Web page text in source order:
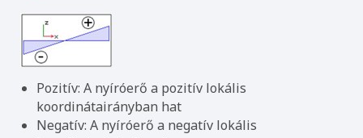
Pozitív: A nyíróerő a pozitív lokális
koordinátairányban hat
Negatív: A nyíróerő a negatív lokális